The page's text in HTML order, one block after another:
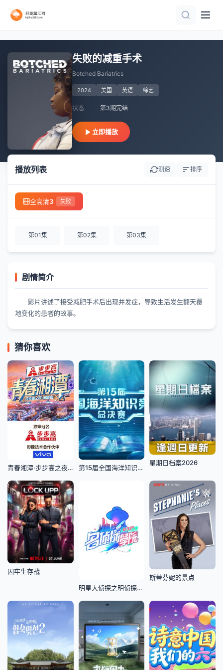
失败的减重手术
Botched Bariatrics
2024 美国 英语 综艺
状态 第3期完结
立即播放
播放列表 测速 排序
全高清3 失败
第01集 第02集 第03集
剧情简介
影片讲述了接受减肥手术后出现并发症，导致生活发生翻天覆
地变化的患者的故事。
猜你喜欢
张靓颖潘玮柏唱响湘潭
青春湘潭·步步高之夜演唱会
追梦深蓝
第15届全国海洋知识竞赛总决赛
更新至20260608
星期日档案2026
第35集
囚牢生存战
第17期完结
明星大侦探之明侦探学院第1季
第10期完结
斯蒂芬妮的景点
第7期
更新至20260804期
六一完整版
更新至20260618期